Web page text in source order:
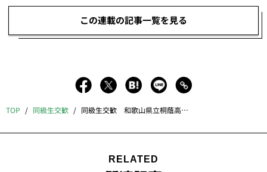
この連載の記事一覧を見る
TOP 同級生交歓 同級生交歓 和歌山県立桐蔭高等学校 昭和55年卒
RELATED